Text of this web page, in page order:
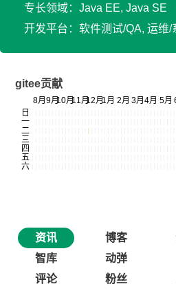
专长领域：Java EE, Java SE
开发平台：软件测试/QA, 运维
gitee贡献
资讯 博客
智库
动弹
评论
粉丝